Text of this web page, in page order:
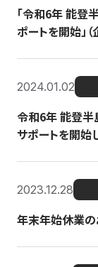
「令和6年 能登
ポートを開始」（
2024.01.02
令和6年 能登半
サポートを開始
2023.12.28
年末年始休業の